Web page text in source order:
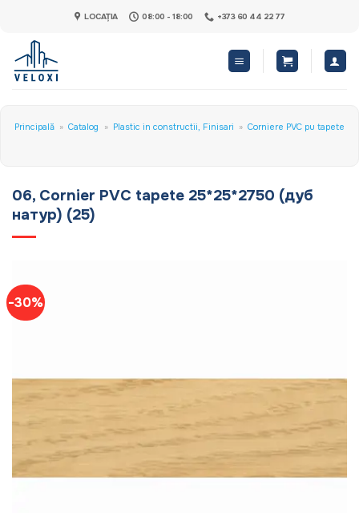
content
LOCAȚIA 08:00 - 18:00 +373 60 44 22 77
Principală » Catalog » Plastic in constructii, Finisari » Corniere PVC pu tapete
06, Cornier PVC tapete 25*25*2750 (дуб
натур) (25)
-30%